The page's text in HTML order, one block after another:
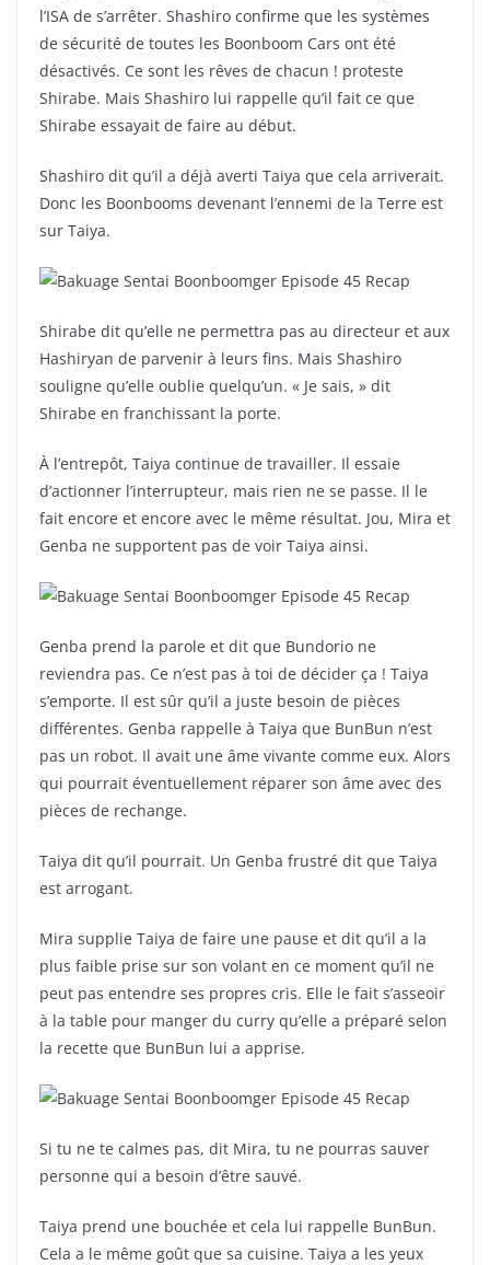
l’ISA de s’arrêter. Shashiro confirme que les systèmes
de sécurité de toutes les Boonboom Cars ont été
désactivés. Ce sont les rêves de chacun ! proteste
Shirabe. Mais Shashiro lui rappelle qu’il fait ce que
Shirabe essayait de faire au début.
Shashiro dit qu’il a déjà averti Taiya que cela arriverait.
Donc les Boonbooms devenant l’ennemi de la Terre est
sur Taiya.
Shirabe dit qu’elle ne permettra pas au directeur et aux
Hashiryan de parvenir à leurs fins. Mais Shashiro
souligne qu’elle oublie quelqu’un. « Je sais, » dit
Shirabe en franchissant la porte.
À l’entrepôt, Taiya continue de travailler. Il essaie
d’actionner l’interrupteur, mais rien ne se passe. Il le
fait encore et encore avec le même résultat. Jou, Mira et
Genba ne supportent pas de voir Taiya ainsi.
Genba prend la parole et dit que Bundorio ne
reviendra pas. Ce n’est pas à toi de décider ça ! Taiya
s’emporte. Il est sûr qu’il a juste besoin de pièces
différentes. Genba rappelle à Taiya que BunBun n’est
pas un robot. Il avait une âme vivante comme eux. Alors
qui pourrait éventuellement réparer son âme avec des
pièces de rechange.
Taiya dit qu’il pourrait. Un Genba frustré dit que Taiya
est arrogant.
Mira supplie Taiya de faire une pause et dit qu’il a la
plus faible prise sur son volant en ce moment qu’il ne
peut pas entendre ses propres cris. Elle le fait s’asseoir
à la table pour manger du curry qu’elle a préparé selon
la recette que BunBun lui a apprise.
Si tu ne te calmes pas, dit Mira, tu ne pourras sauver
personne qui a besoin d’être sauvé.
Taiya prend une bouchée et cela lui rappelle BunBun.
Cela a le même goût que sa cuisine. Taiya a les yeux